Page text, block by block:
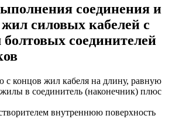
соединения и
силовых кабелей с
соединителей
с концов жил кабеля на длину, равную
жилы в соединитель (наконечник) плюс
внутреннюю поверхность